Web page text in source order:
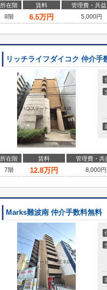
所在階 賃料 管理費・共
8階
6.5万円 5,000円
リッチライフダイコク 仲介手
所在階 賃料 管理費・共
7階
12.8万円 8,000円
Marks難波南 仲介手数料無料